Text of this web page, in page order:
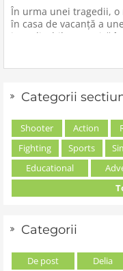
În urma unei tragedii, o
în casa de vacanţă a
inexplicabile conspiră
Categorii
Shooter Action
Fighting
Sports
Educational
Categorii
De post Delia